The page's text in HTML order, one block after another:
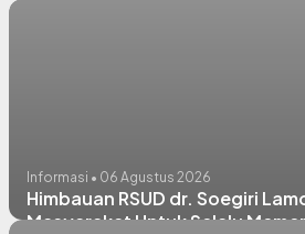
Informasi • 06 Agustus 2026
Himbauan RSUD dr. Soegiri
Masyarakat Untuk Selalu